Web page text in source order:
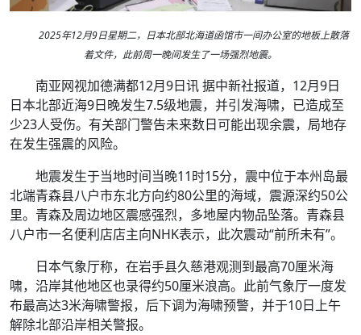
2025年12月9日星期二，日本北部北海道函馆市一间办公室的地板上散落
着文件，此前周一晚间发生了一场强烈地震。
南亚网视加德满都12月9日讯 据中新社报道，12月9日
日本北部近海9日晚发生7.5级地震，并引发海啸，已造成至
少23人受伤。有关部门警告未来数日可能出现余震，局地存
在发生强震的风险。
地震发生于当地时间当晚11时15分，震中位于本州岛最
北端青森县八户市东北方向约80公里的海域，震源深约50公
里。青森及周边地区震感强烈，多地屋内物品坠落。青森县
八户市一名便利店店主向NHK表示，此次震动“前所未有”。
日本气象厅称，在岩手县久慈港观测到最高70厘米海
啸，沿岸其他地区也录得约50厘米浪高。此前气象厅一度发
布最高达3米海啸警报，后下调为海啸预警，并于10日上午
解除北部沿岸相关警报。